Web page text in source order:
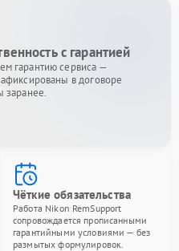
с гарантией
гарантию сервиса —
в договоре
заранее.
Чёткие обязательства
Работа Nikon RemSupport
сопровождается прописанными
гарантийными условиями — без
размытых формулировок.